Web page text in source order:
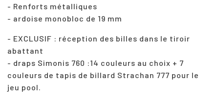
- Renforts métalliques
- ardoise monobloc de 19 mm
- EXCLUSIF : réception des billes dans le tiroir
abattant
- draps Simonis 760 :14 couleurs au choix + 7
couleurs de tapis de billard Strachan 777 pour le
jeu pool.